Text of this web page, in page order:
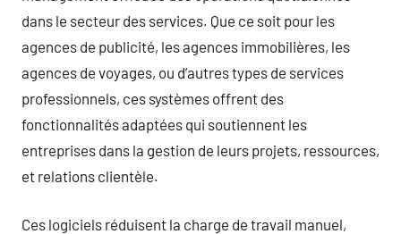
dans le secteur des services. Que ce soit pour les
agences de publicité, les agences immobilières, les
agences de voyages, ou d’autres types de services
professionnels, ces systèmes offrent des
fonctionnalités adaptées qui soutiennent les
entreprises dans la gestion de leurs projets, ressources,
et relations clientèle.
Ces logiciels réduisent la charge de travail manuel,